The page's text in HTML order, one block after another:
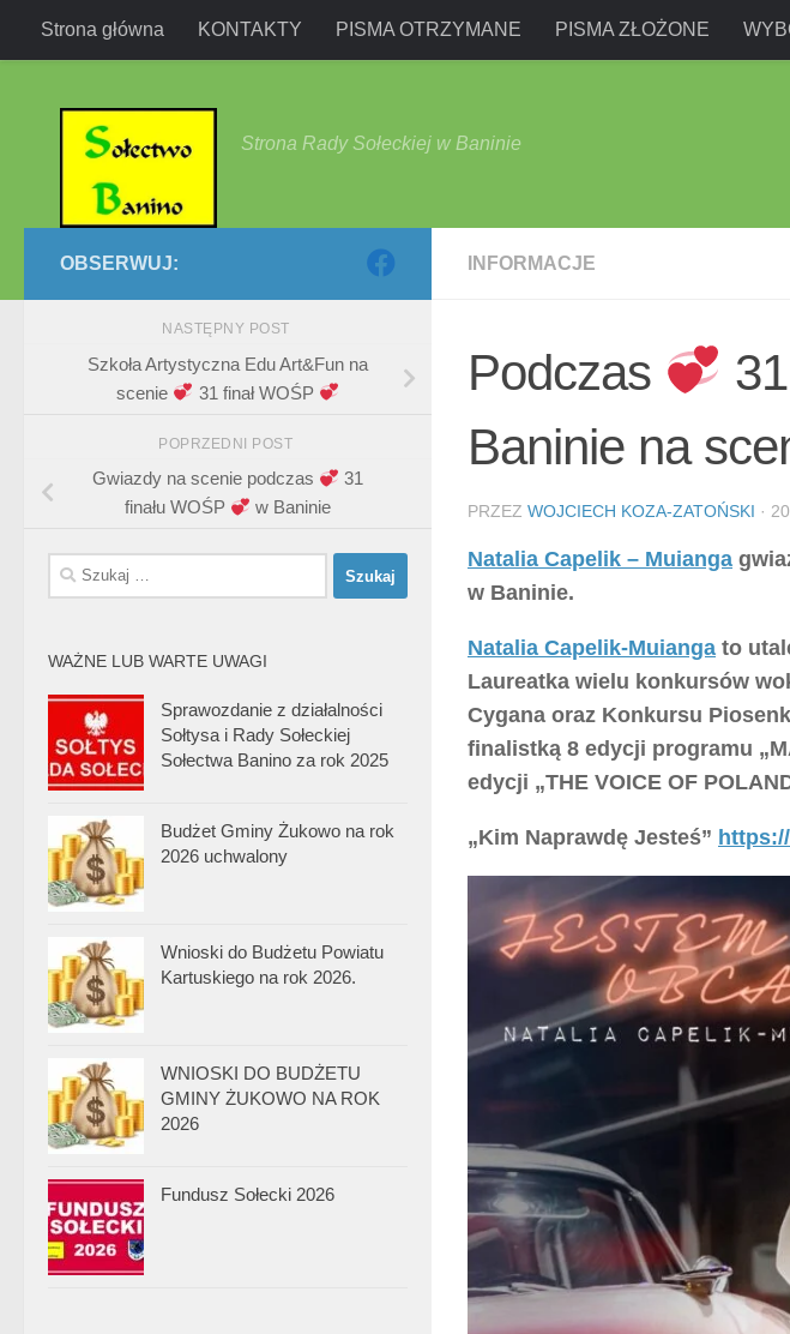
Przejdź do treści
Strona główna KONTAKTY PISMA OTRZYMANE PISMA ZŁOŻONE
Strona Rady Sołeckiej w Baninie
INFORMACJE
Podczas
Baninie na
PRZEZ WOJCIECH KOZA-ZATOŃSKI ·
Natalia Capelik – Muianga
w Baninie.
Natalia Capelik-Muianga to
Laureatka wielu konkursów
Cygana oraz Konkursu
finalistką 8 edycji programu
edycji „THE VOICE OF
„Kim Naprawdę Jesteś”
OBSERWUJ:
NASTĘPNY POST
Szkoła Artystyczna Edu Art&Fun na
scenie
31 finał WOŚP
POPRZEDNI POST
Gwiazdy na scenie podczas
31
finału WOŚP
w Baninie
Szukaj:
WAŻNE LUB WARTE UWAGI
Sprawozdanie z działalności
Sołtysa i Rady Sołeckiej
Sołectwa Banino za rok 2025
Budżet Gminy Żukowo na rok
2026 uchwalony
Wnioski do Budżetu Powiatu
Kartuskiego na rok 2026.
WNIOSKI DO BUDŻETU
GMINY ŻUKOWO NA ROK
2026
Fundusz Sołecki 2026